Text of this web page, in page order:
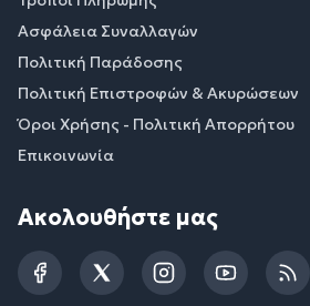
Ασφάλεια Συναλλαγών
Πολιτική Παράδοσης
Πολιτική Επιστροφών & Ακυρώσεων
Όροι Χρήσης - Πολιτική Απορρήτου
Επικοινωνία
Ακολουθήστε μας
FacebookTwitterInstagramYouTubeRSS